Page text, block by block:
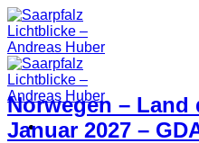
Zum
Inhalt
springen
Norwegen – Land
Januar 2027 –